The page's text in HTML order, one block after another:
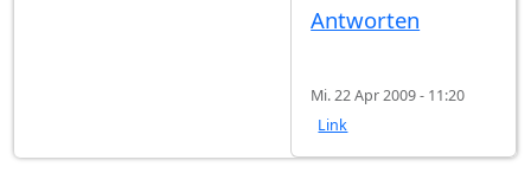
Antworten
Mi. 22 Apr 2009 - 11:20
Link